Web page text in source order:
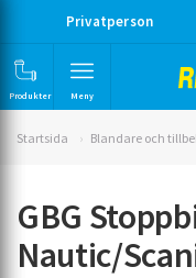
Privatperson
Produkter Meny
Startsida Blandare och
GBG
Nautic/